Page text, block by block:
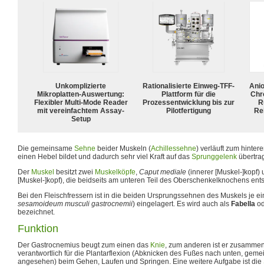
Unkomplizierte
Mikroplatten-Auswertung:
Flexibler Multi-Mode Reader
mit vereinfachtem Assay-
Setup
Rationalisierte Einweg-TFF-
Plattform für die
Prozessentwicklung bis zur
Pilotfertigung
Die gemeinsame Sehne beider Muskeln (Achillessehne) verläuft zum
einen Hebel bildet und dadurch sehr viel Kraft auf das Sprunggelenk
Der Muskel besitzt zwei Muskelköpfe, Caput mediale (innerer [Muskel-]kopf)
[Muskel-]kopf), die beidseits am unteren Teil des Oberschenkelknochens
Bei den Fleischfressern ist in die beiden Ursprungssehnen des Muskels je
sesamoideum musculi gastrocnemii) eingelagert. Es wird auch als Fabella
bezeichnet.
Funktion
Der Gastrocnemius beugt zum einen das Knie, zum anderen ist er
verantwortlich für die Plantarflexion (Abknicken des Fußes nach unten,
angesehen) beim Gehen, Laufen und Springen. Eine weitere Aufgabe ist die